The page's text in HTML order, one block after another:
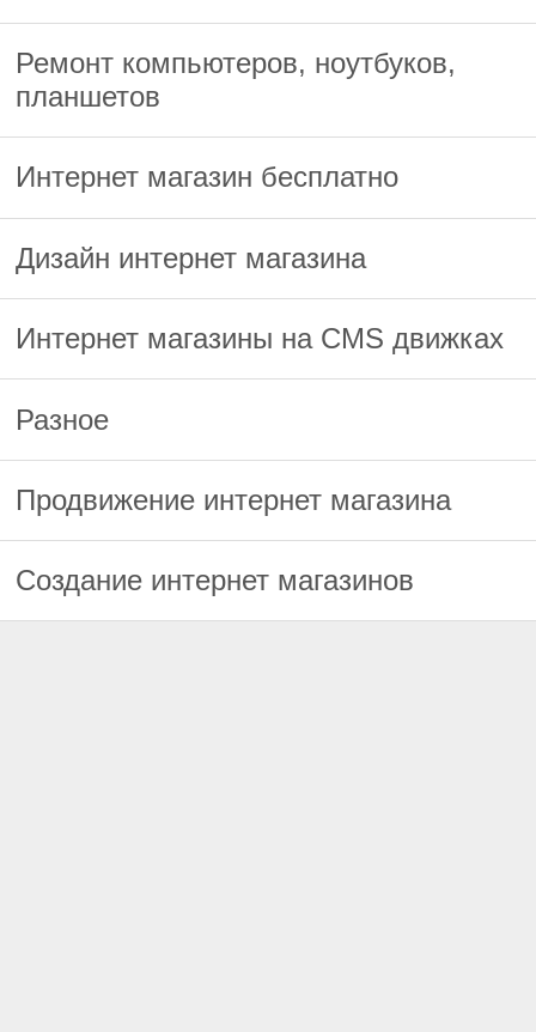
Ремонт компьютеров, ноутбуков,
планшетов
Интернет магазин бесплатно
Дизайн интернет магазина
Интернет магазины на CMS движках
Разное
Продвижение интернет магазина
Создание интернет магазинов